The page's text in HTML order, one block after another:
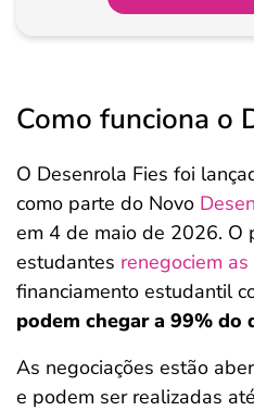
Como funciona o
O Desenrola Fies foi
como parte do Novo
em 4 de maio de 2026. O
estudantes renegociem
financiamento estudantil
podem chegar a 99% do
As negociações estão
e podem ser realizadas